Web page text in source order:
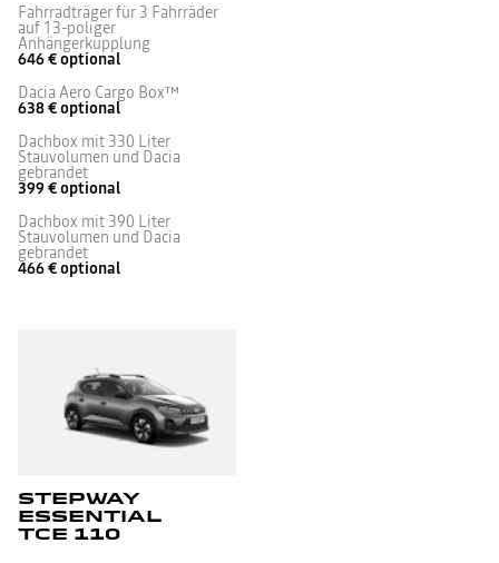
Fahrradträger für 3 Fahrräder
auf 13-poliger
Anhängerkupplung
646 €optional
Dacia Aero Cargo Box™
638 €optional
Dachbox mit 330 Liter
Stauvolumen und Dacia
gebrandet
399 €optional
Dachbox mit 390 Liter
Stauvolumen und Dacia
gebrandet
466 €optional
STEPWAY
ESSENTIAL
TCE 110